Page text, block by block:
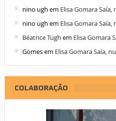
nino ugh em Elisa Gomara
nino ugh em Elisa Gomara
Béatrice Tugh em Elisa Gomara
Gomesem Elisa Gomara Saía,
COLABORAÇÃO